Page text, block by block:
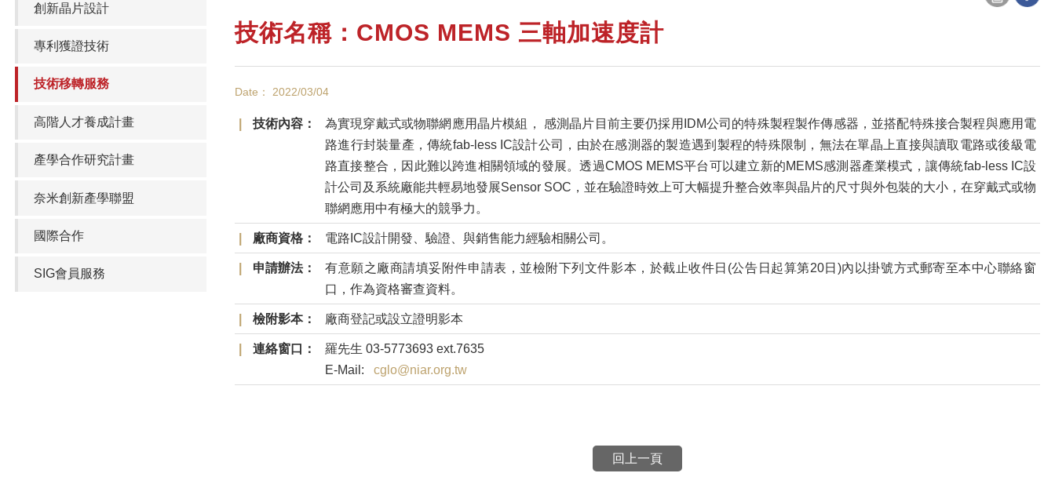
創新晶片設計
專利獲證技術
技術移轉服務
高階人才養成計畫
產學合作研究計畫
奈米創新產學聯盟
國際合作
SIG會員服務
技術名稱：CMOS MEMS 三軸加速度計
Date： 2022/03/04
技術內容：
為實現穿戴式或物聯網應用晶片模組， 感測晶片目前主要仍採用IDM公司的特殊製程製作傳感器，並搭配特殊接合製程與應用電
路進行封裝量產，傳統fab-less IC設計公司，由於在感測器的製造遇到製程的特殊限制，無法在單晶上直接與讀取電路或後級電
路直接整合，因此難以跨進相關領域的發展。透過CMOS MEMS平台可以建立新的MEMS感測器產業模式，讓傳統fab-less IC設
計公司及系統廠能共輕易地發展Sensor SOC，並在驗證時效上可大幅提升整合效率與晶片的尺寸與外包裝的大小，在穿戴式或物
聯網應用中有極大的競爭力。
廠商資格： 電路IC設計開發、驗證、與銷售能力經驗相關公司。
申請辦法：
有意願之廠商請填妥附件申請表，並檢附下列文件影本，於截止收件日(公告日起算第20日)內以掛號方式郵寄至本中心聯絡窗
口，作為資格審查資料。
檢附影本： 廠商登記或設立證明影本
連絡窗口：
羅先生 03-5773693 ext.7635
E-Mail:
cglo@niar.org.tw
回上一頁